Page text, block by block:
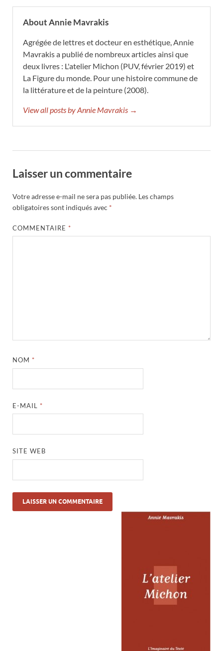
About Annie Mavrakis
Agrégée de lettres et docteur en esthétique, Annie
Mavrakis a publié de nombreux articles ainsi que
deux livres : L'atelier Michon (PUV, février 2019) et
La Figure du monde. Pour une histoire commune de
la littérature et de la peinture (2008).
View all posts by Annie Mavrakis →
Laisser un commentaire
Votre adresse e-mail ne sera pas publiée. Les champs
obligatoires sont indiqués avec *
COMMENTAIRE *
NOM *
E-MAIL *
SITE WEB